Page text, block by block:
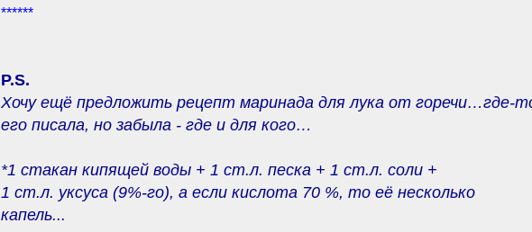
******
P.S.
Хочу ещё предложить рецепт маринада для лука от горечи…где-
его писала, но забыла - где и для кого…
*1 стакан кипящей воды + 1 ст.л. песка + 1 ст.л. соли +
1 ст.л. уксуса (9%-го), а если кислота 70 %, то её несколько
капель...